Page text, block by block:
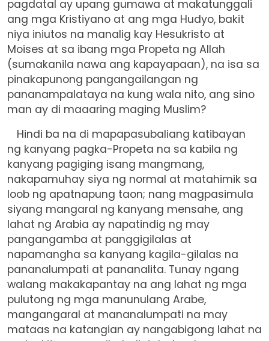
pagdatal ay upang gumawa at makatunggali
ang mga Kristiyano at ang mga Hudyo, bakit
niya iniutos na manalig kay Hesukristo at
Moises at sa ibang mga Propeta ng Allah
(sumakanila nawa ang kapayapaan), na isa sa
pinakapunong pangangailangan ng
pananampalataya na kung wala nito, ang sino
man ay di maaaring maging Muslim?
Hindi ba na di mapapasubaliang katibayan
ng kanyang pagka-Propeta na sa kabila ng
kanyang pagiging isang mangmang,
nakapamuhay siya ng normal at matahimik sa
loob ng apatnapung taon; nang magpasimula
siyang mangaral ng kanyang mensahe, ang
lahat ng Arabia ay napatindig ng may
pangangamba at panggigilalas at
napamangha sa kanyang kagila-gilalas na
pananalumpati at pananalita. Tunay ngang
walang makakapantay na ang lahat ng mga
pulutong ng mga manunulang Arabe,
mangangaral at mananalumpati na may
mataas na katangian ay nangabigong lahat na